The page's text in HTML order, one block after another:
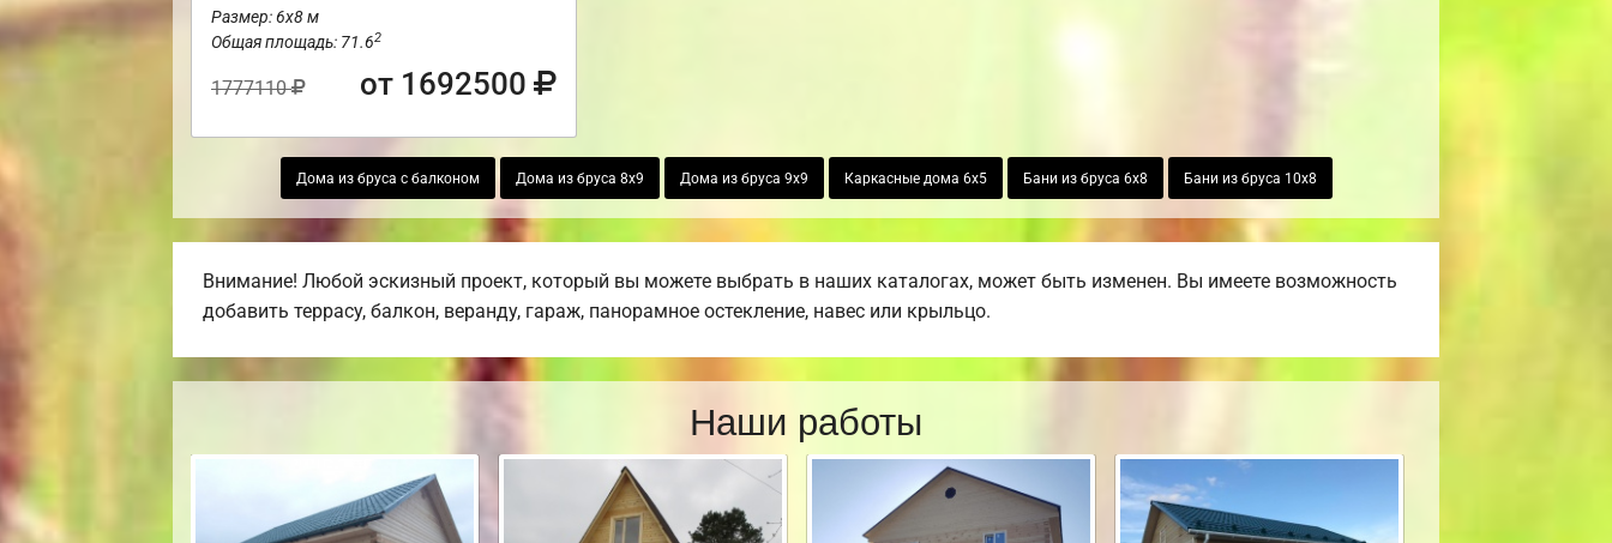
Размер: 6х8 м
Общая площадь: 71.62
1777110 от 1692500
Дома из бруса с балконом Дома из бруса 8х9 Дома из бруса 9х9 Каркасные дома 6х5 Бани из бруса 6х8 Бани из бруса 10х8
Внимание! Любой эскизный проект, который вы можете выбрать в наших каталогах, может быть изменен. Вы имеете возможность
добавить террасу, балкон, веранду, гараж, панорамное остекление, навес или крыльцо.
Наши работы